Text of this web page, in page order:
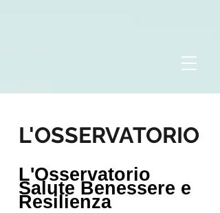
L'OSSERVATORIO
L'Osservatorio
Salute Benessere e
Resilienza